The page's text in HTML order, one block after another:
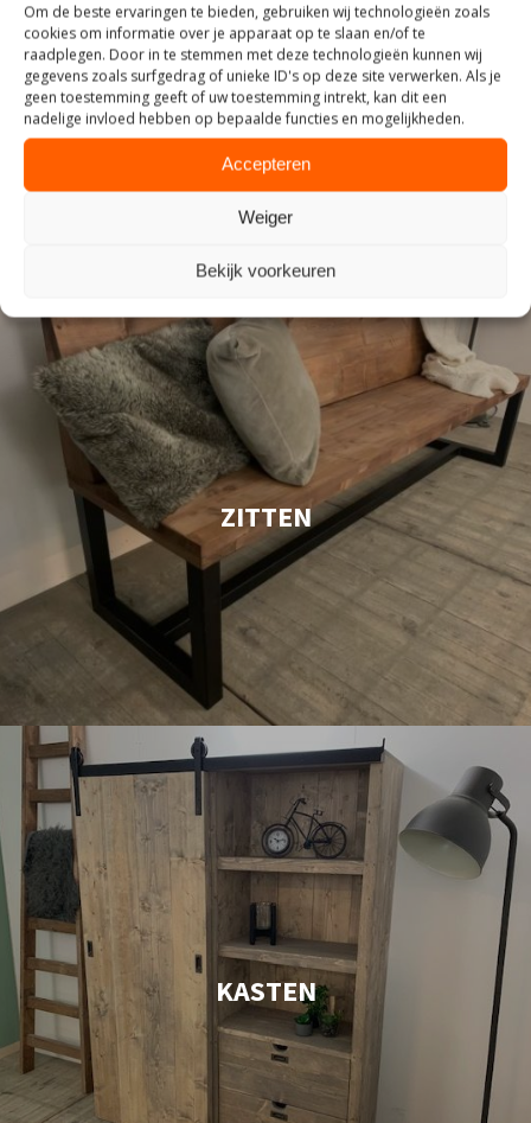
Om de beste ervaringen te bieden, gebruiken wij technologieën zoals
cookies om informatie over je apparaat op te slaan en/of te
raadplegen. Door in te stemmen met deze technologieën kunnen wij
gegevens zoals surfgedrag of unieke ID's op deze site verwerken. Als je
geen toestemming geeft of uw toestemming intrekt, kan dit een
nadelige invloed hebben op bepaalde functies en mogelijkheden.
Accepteren
Weiger
Bekijk voorkeuren
INDUSTRIEEL
ZITTEN
KASTEN